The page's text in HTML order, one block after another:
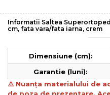
Informatii Saltea
cm, fata vara/fata iarna, crem
Dimensiune (cm):
Garantie (luni):
⚠️ Nuanța materialului de
de poza de prezentare.